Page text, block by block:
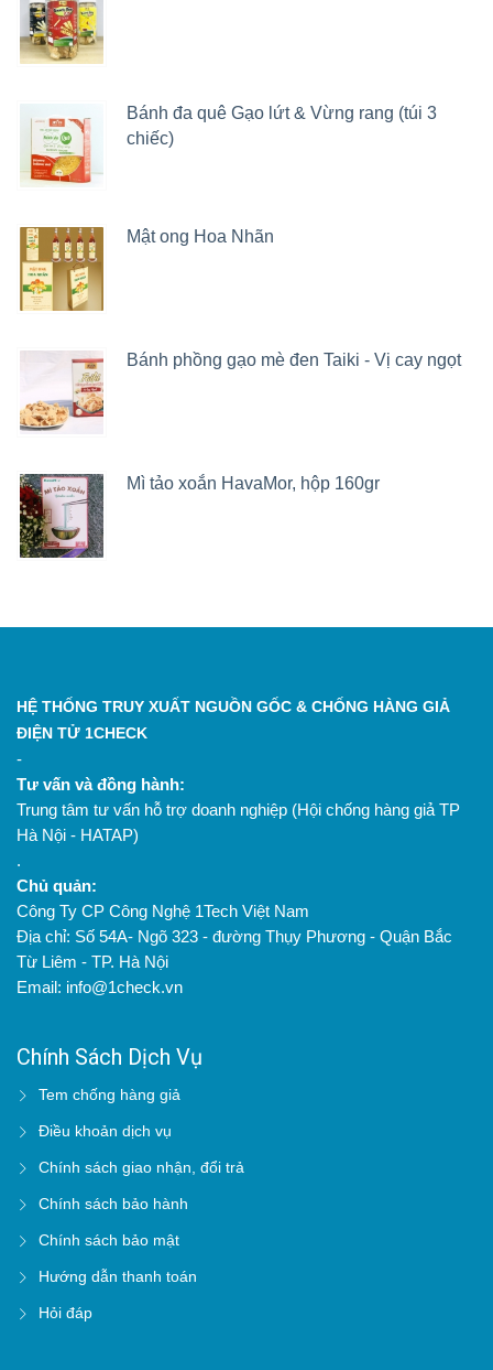
Chứng nhận Cơ sở sản xuất đủ điều kiện VSATTP
Bánh đa quê Gạo lứt & Vừng rang (túi 3
chiếc)
Mật ong Hoa Nhãn
Bánh phồng gạo mè đen Taiki - Vị cay ngọt
Mì tảo xoắn HavaMor, hộp 160gr
HỆ THỐNG TRUY XUẤT NGUỒN GỐC & CHỐNG HÀNG GIẢ
ĐIỆN TỬ 1CHECK
-
Tư vấn và đồng hành:
Trung tâm tư vấn hỗ trợ doanh nghiệp (Hội chống hàng giả TP
Hà Nội - HATAP)
.
Chủ quản:
Công Ty CP Công Nghệ 1Tech Việt Nam
Địa chỉ: Số 54A- Ngõ 323 - đường Thụy Phương - Quận Bắc
Từ Liêm - TP. Hà Nội
Email: info@1check.vn
Chính Sách Dịch Vụ
Tem chống hàng giả
Điều khoản dịch vụ
Chính sách giao nhận, đổi trả
Chính sách bảo hành
Chính sách bảo mật
Hướng dẫn thanh toán
Hỏi đáp